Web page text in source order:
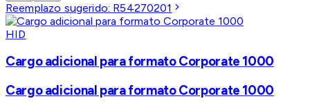
Reemplazo sugerido: R54270201
HID
Cargo adicional para formato Corporate 1000
Cargo adicional para formato Corporate 1000